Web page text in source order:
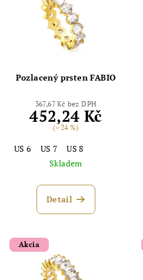
Pozlacený prsten FABIO
367,67 Kč bez DPH
452,24 Kč
(–24 %)
US 6 US 7
US 8
Skladem
Detail
Akcia